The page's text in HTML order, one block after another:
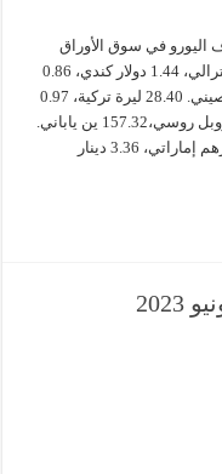
2 يوليو 2023 سعر صرف اليورو في سوق الأوراق
المالية اليوم الأحد 2 يوليو 2023: 1.63 دولار استرالي، 1.44 دولار كندي، 0.86
جنيه استرليني، 1.09 دولار أمريكي، 7.90 يوان صيني. 28.40 ليرة تركية، 0.97
فرنك سويسري، 11.76 كرونة سويدية، 96.83 روبل روسي،157.32 ين ياباني.
10.79 درهم مغربي، 0.40 دينار بحريني، 4.00 درهم إماراتي، 3.36 دينار